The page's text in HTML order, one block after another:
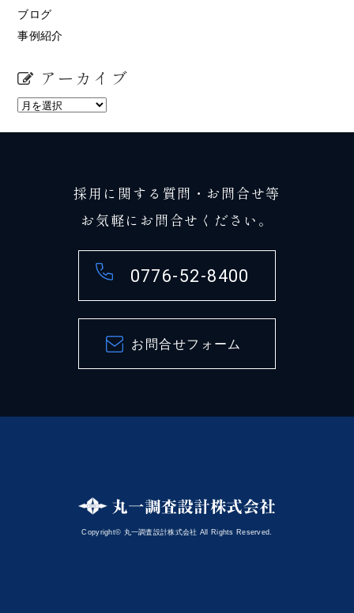
ブログ
事例紹介
アーカイブ
採用に関する質問・お問合せ等
お気軽にお問合せください。
0776-52-8400
お問合せフォーム
Copyright© 丸一調査設計株式会社 All Rights Reserved.